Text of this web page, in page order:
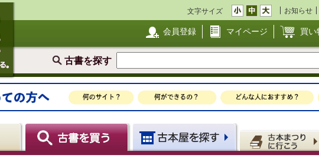
文字サイズ お知らせ
会員登録 マイページ 買い
古書を探す